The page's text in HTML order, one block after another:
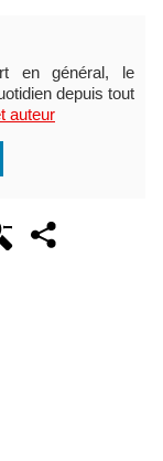
en général, le
depuis tout
auteur